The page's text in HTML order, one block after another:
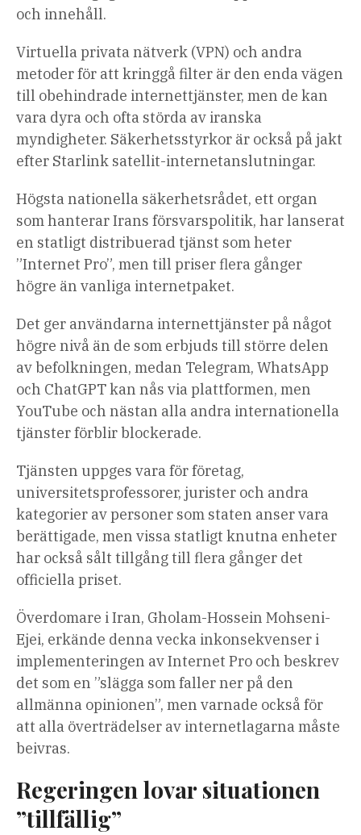
och innehåll.
Virtuella privata nätverk (VPN) och andra
metoder för att kringgå filter är den enda vägen
till obehindrade internettjänster, men de kan
vara dyra och ofta störda av iranska
myndigheter. Säkerhetsstyrkor är också på jakt
efter Starlink satellit-internetanslutningar.
Högsta nationella säkerhetsrådet, ett organ
som hanterar Irans försvarspolitik, har lanserat
en statligt distribuerad tjänst som heter
”Internet Pro”, men till priser flera gånger
högre än vanliga internetpaket.
Det ger användarna internettjänster på något
högre nivå än de som erbjuds till större delen
av befolkningen, medan Telegram, WhatsApp
och ChatGPT kan nås via plattformen, men
YouTube och nästan alla andra internationella
tjänster förblir blockerade.
Tjänsten uppges vara för företag,
universitetsprofessorer, jurister och andra
kategorier av personer som staten anser vara
berättigade, men vissa statligt knutna enheter
har också sålt tillgång till flera gånger det
officiella priset.
Överdomare i Iran, Gholam-Hossein Mohseni-
Ejei, erkände denna vecka inkonsekvenser i
implementeringen av Internet Pro och beskrev
det som en ”slägga som faller ner på den
allmänna opinionen”, men varnade också för
att alla överträdelser av internetlagarna måste
beivras.
Regeringen lovar situationen
”tillfällig”